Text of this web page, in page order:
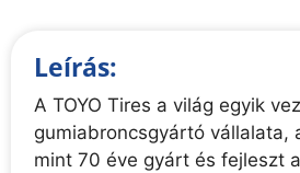
Leírás:
A TOYO Tires a világ egyik
gumiabroncsgyártó vállalata,
mint 70 éve gyárt és fejleszt